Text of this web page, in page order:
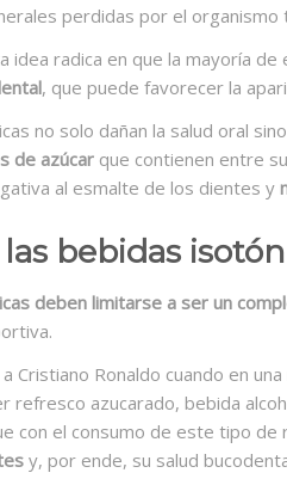
perdidas por el
idea radica en que la mayoría de
, que puede favorecer la
no solo dañan la salud oral
de azúcar que contienen entre
al esmalte de los dientes y
bebidas
deben limitarse a ser un
Cristiano Ronaldo cuando en
refresco azucarado, bebida
con el consumo de este tipo de
y, por ende, su salud